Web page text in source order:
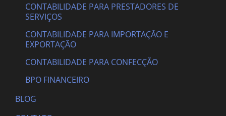
CONTABILIDADE PARA PRESTADORES DE
SERVIÇOS
CONTABILIDADE PARA IMPORTAÇÃO E
EXPORTAÇÃO
CONTABILIDADE PARA CONFECÇÃO
BPO FINANCEIRO
BLOG